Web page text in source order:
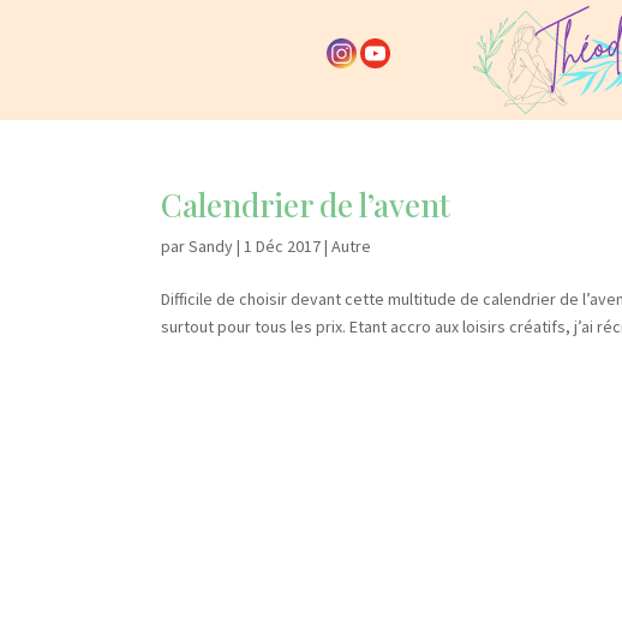
Calendrier de l’avent
parSandy|1 Déc 2017|Autre
Difficile de choisir devant cette multitude de calendrier de
surtout pour tous les prix. Etant accro aux loisirs créatifs, j’ai